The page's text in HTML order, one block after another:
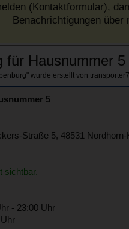
(Kontaktformular),
Benachrichtigungen über
für Hausnummer
" wurde erstellt von
5
Straße 5, 48531 Nordhorn-
sichtbar.
- 23:00 Uhr